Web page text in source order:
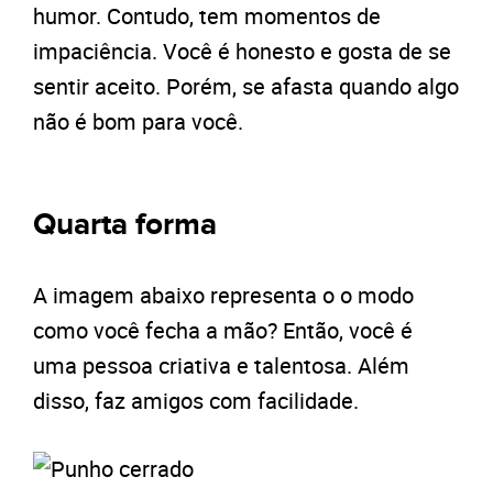
humor. Contudo, tem momentos de
impaciência. Você é honesto e gosta de se
sentir aceito. Porém, se afasta quando algo
não é bom para você.
Quarta forma
A imagem abaixo representa o o modo
como você fecha a mão? Então, você é
uma pessoa criativa e talentosa. Além
disso, faz amigos com facilidade.